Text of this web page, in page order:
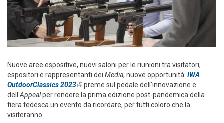
Nuove aree espositive, nuovi saloni per le riunioni tra visitatori,
espositori e rappresentanti dei Media, nuove opportunità: IWA
OutdoorClassics 2023(link is external)
preme sul pedale dell'innovazione e
dell'Appealper rendere la prima edizione post-pandemica della
fiera tedesca un evento da ricordare, per tutti coloro che la
visiteranno.